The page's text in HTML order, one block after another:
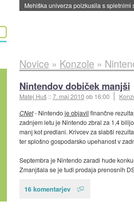
Evropska vesoljska agencija razvija
Novice » Konzole »
Nintendov dobiček manjši
Matej Huš ::7. maj 2010ob 16:00
CNet- Nintendoje objavil finančne
zadnjem letu je Nintendo zbral za 1,4
manj kot predlani. Krivcev za slabši
ter splošno gospodarsko upehanost v
Septembra je Nintendo zaradi hude
Zmanjšala se je tudi prodaja prenosnih
16 komentarjev